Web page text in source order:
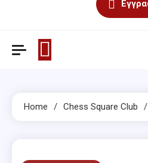
Home Chess Square Club